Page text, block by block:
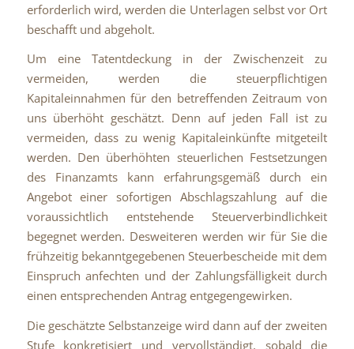
erforderlich wird, werden die Unterlagen selbst vor Ort
beschafft und abgeholt.
Um eine Tatentdeckung in der Zwischenzeit zu
vermeiden, werden die steuerpflichtigen
Kapitaleinnahmen für den betreffenden Zeitraum von
uns überhöht geschätzt. Denn auf jeden Fall ist zu
vermeiden, dass zu wenig Kapitaleinkünfte mitgeteilt
werden. Den überhöhten steuerlichen Festsetzungen
des Finanzamts kann erfahrungsgemäß durch ein
Angebot einer sofortigen Abschlagszahlung auf die
voraussichtlich entstehende Steuerverbindlichkeit
begegnet werden. Desweiteren werden wir für Sie die
frühzeitig bekanntgegebenen Steuerbescheide mit dem
Einspruch anfechten und der Zahlungsfälligkeit durch
einen entsprechenden Antrag entgegengewirken.
Die geschätzte Selbstanzeige wird dann auf der zweiten
Stufe konkretisiert und vervollständigt, sobald die